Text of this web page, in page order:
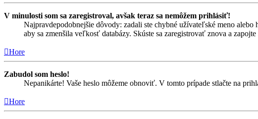
V minulosti som sa zaregistroval, avšak teraz sa nemôžem prihlásiť!
Najpravdepodobnejšie dôvody: zadali ste chybné užívateľské meno
aby sa zmenšila veľkosť databázy. Skúste sa zaregistrovať znova a zapojte
Hore
Zabudol som heslo!
Nepanikárte! Vaše heslo môžeme obnoviť. V tomto prípade stlačte na
Hore